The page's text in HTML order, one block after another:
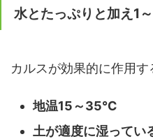
水とたっぷりと加え1
カルスが効果的に作用す
地温15～35℃
土が適度に湿ってい